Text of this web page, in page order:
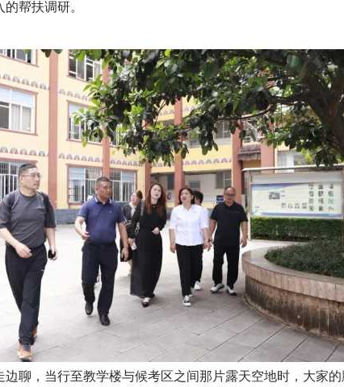
帮扶调研。
聊，当行至教学楼与候考区之间那片露天空地时，大家